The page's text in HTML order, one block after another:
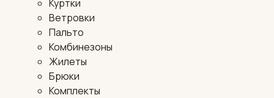
Куртки
Ветровки
Пальто
Комбинезоны
Жилеты
Брюки
Комплекты